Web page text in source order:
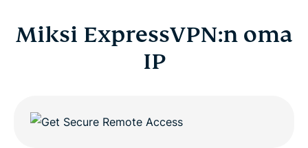
Miksi ExpressVPN:n oma
IP